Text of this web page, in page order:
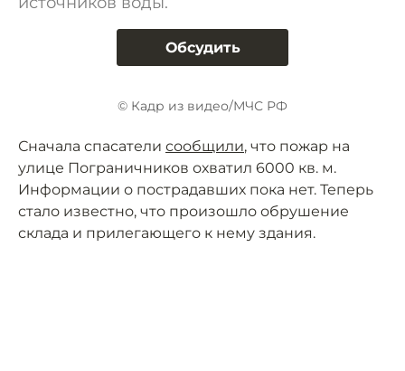
Обсудить
© Кадр из видео/МЧС РФ
Сначала спасатели сообщили, что пожар на
улице Пограничников охватил 6000 кв. м.
Информации о пострадавших пока нет. Теперь
стало известно, что произошло обрушение
склада и прилегающего к нему здания.